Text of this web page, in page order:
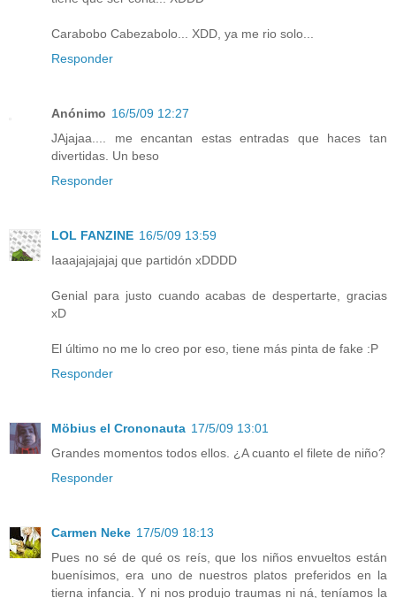
Carabobo Cabezabolo... XDD, ya me rio solo...
Responder
Anónimo 16/5/09 12:27
JAjajaa.... me encantan estas entradas que haces tan
divertidas. Un beso
Responder
LOL FANZINE 16/5/09 13:59
Iaaajajajajaj que partidón xDDDD
Genial para justo cuando acabas de despertarte, gracias
xD
El último no me lo creo por eso, tiene más pinta de fake :P
Responder
Möbius el Crononauta 17/5/09 13:01
Grandes momentos todos ellos. ¿A cuanto el filete de niño?
Responder
Carmen Neke 17/5/09 18:13
Pues no sé de qué os reís, que los niños envueltos están
buenísimos, era uno de nuestros platos preferidos en la
tierna infancia. Y ni nos produjo traumas ni ná, teníamos la